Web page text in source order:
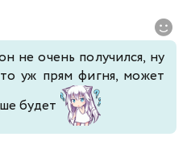
не очень получился, ну
уж прям фигня, может
будет